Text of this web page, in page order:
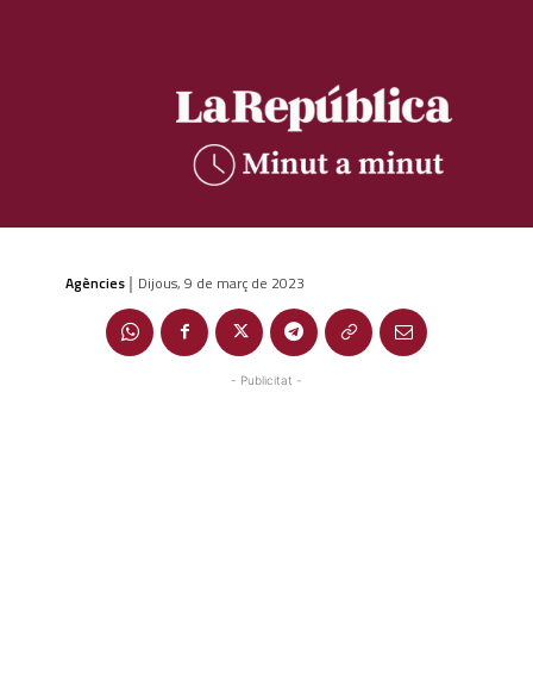
Agències | Dijous, 9 de març de 2023
- Publicitat -